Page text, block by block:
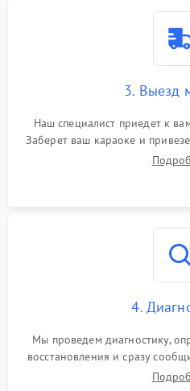
3. Выезд
Наш специалист приедет к
Заберет ваш караоке и
4.
Мы проведем диагностику,
восстановления и сразу